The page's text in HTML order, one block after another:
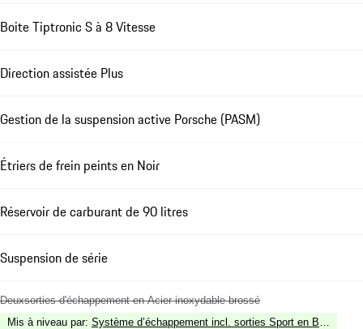
Boite Tiptronic S à 8 Vitesse
Direction assistée Plus
Gestion de la suspension active Porsche (PASM)
Étriers de frein peints en Noir
Réservoir de carburant de 90 litres
Suspension de série
Deuxsorties d'échappement en Acier inoxydable brossé
Mis à niveau par: Système d’échappement incl. sorties Sport en Bronze